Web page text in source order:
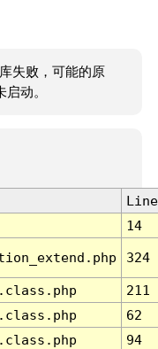
失败，可能的原
动。
Line
14
324
211
62
94